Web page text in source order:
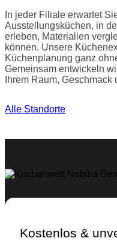
In jeder Filiale erwartet
Ausstellungsküchen, in
erleben, Materialien
können. Unsere
Küchenplanung ganz
Gemeinsam entwickeln
Ihrem Raum, Geschmack
Alle Standorte
Kostenlos &